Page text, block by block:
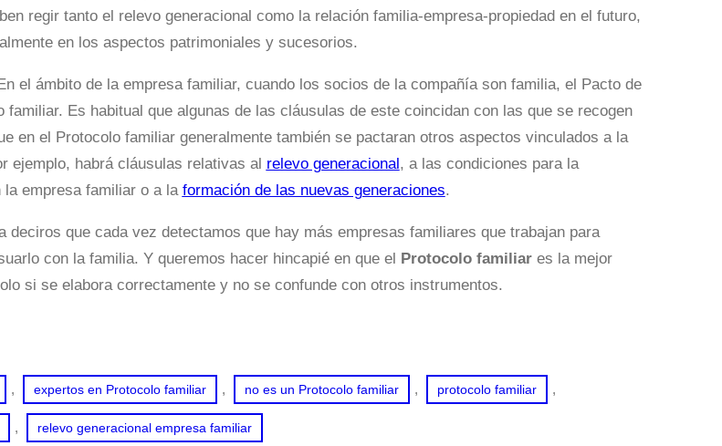
regir tanto el relevo generacional como la relación familia-empresa-propiedad en el futuro,
en los aspectos patrimoniales y sucesorios.
el ámbito de la empresa familiar, cuando los socios de la compañía son familia, el Pacto de
familiar. Es habitual que algunas de las cláusulas de este coincidan con las que se recogen
en el Protocolo familiar generalmente también se pactaran otros aspectos vinculados a la
ejemplo, habrá cláusulas relativas al relevo generacional , a las condiciones para la
empresa familiar o a la formación de las nuevas generaciones.
deciros que cada vez detectamos que hay más empresas familiares que trabajan para
con la familia. Y queremos hacer hincapié en que el
Protocolo familiares la mejor
si se elabora correctamente y no se confunde con otros instrumentos.
, expertos en Protocolo familiar , no es un Protocolo familiar , protocolo familiar ,
, relevo generacional empresa familiar